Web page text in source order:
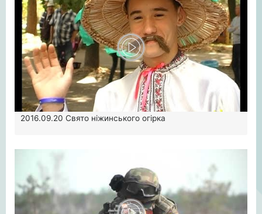
2016.09.20 Свято ніжинського огірка